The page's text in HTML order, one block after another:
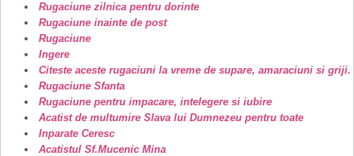
Rugaciune zilnica pentru dorinte
Rugaciune inainte de post
Rugaciune
Ingere
Citeste aceste rugaciuni la vreme de supare, amaraciuni si griji.
Rugaciune Sfanta
Rugaciune pentru impacare, intelegere si iubire
Acatist de multumire Slava lui Dumnezeu pentru toate
Inparate Ceresc
Acatistul Sf.Mucenic Mina